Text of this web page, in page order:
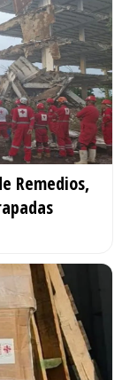
Remedios,